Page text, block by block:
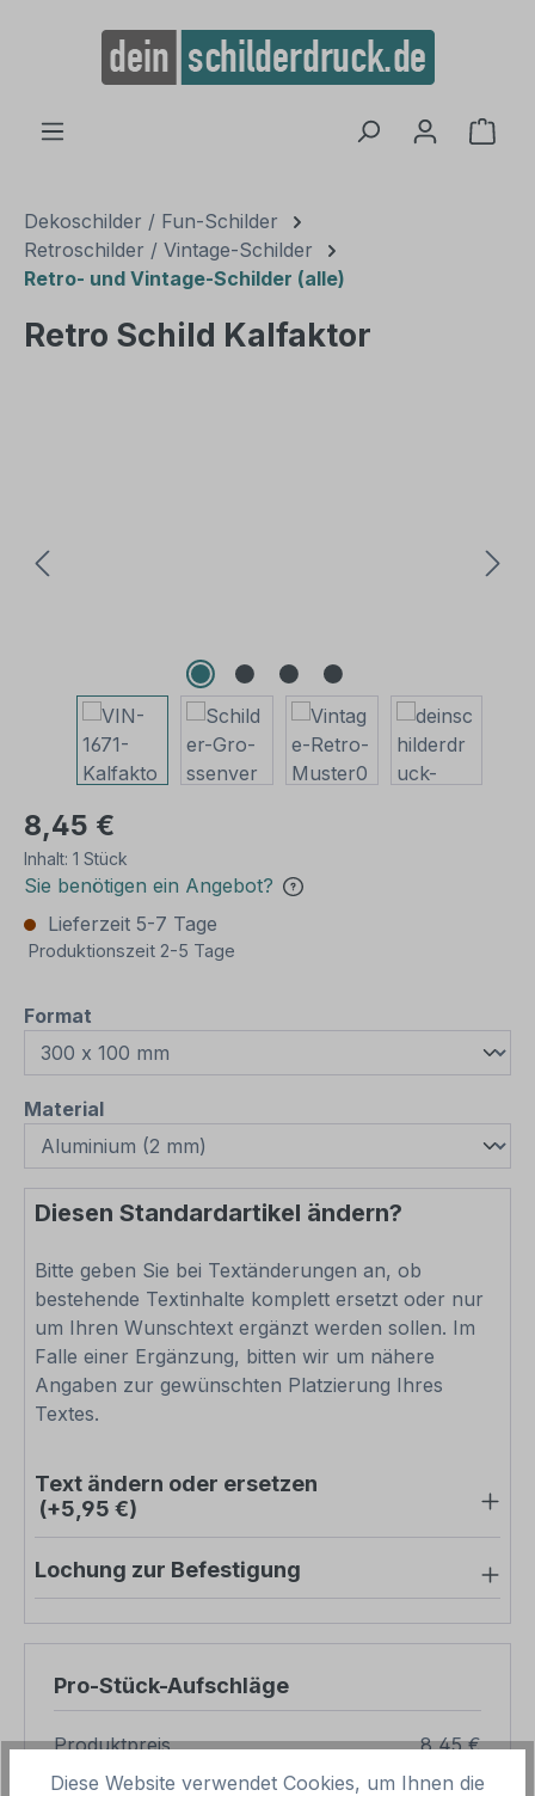
springen
Dekoschilder / Fun-Schilder
Retroschilder / Vintage-Schilder
Retro- und Vintage-Schilder (alle)
Retro Schild Kalfaktor
8,45 €
Inhalt: 1 Stück
Sie benötigen ein Angebot?
Lieferzeit 5-7 Tage
Produktionszeit 2-5 Tage
Format
Materialauswählen
Diesen Standardartikel ändern?
Bitte geben Sie bei Textänderungen an, ob
bestehende Textinhalte komplett ersetzt oder nur
um Ihren Wunschtext ergänzt werden sollen. Im
Falle einer Ergänzung, bitten wir um nähere
Angaben zur gewünschten Platzierung Ihres
Textes.
Text ändern oder ersetzen
(+5,95 €)
Lochung zur Befestigung
Pro-Stück-Aufschläge
Produktpreis
8,45 €
Zwischensumme
8,45 €
Diese Website verwendet Cookies, um Ihnen die